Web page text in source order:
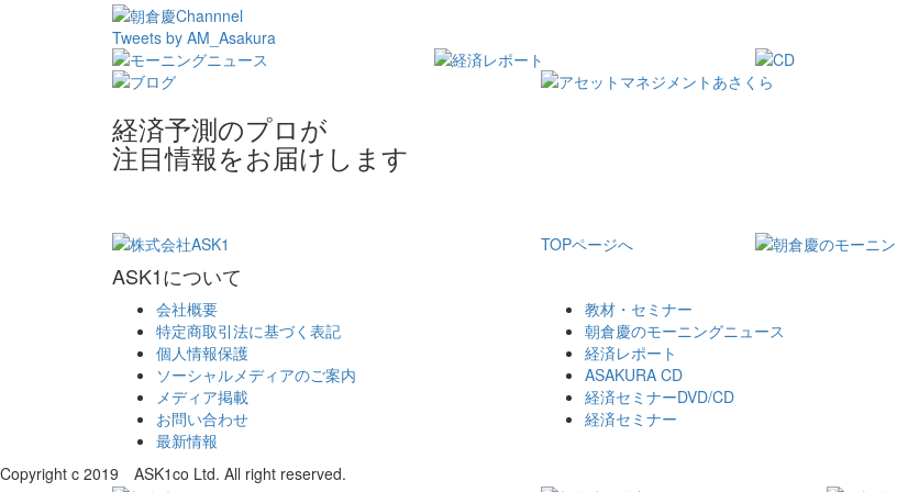
Tweets by AM_Asakura
経済予測のプロが
注目情報をお届けします
TOPページへ
ASK1について
会社概要
特定商取引法に基づく表記
個人情報保護
ソーシャルメディアのご案内
メディア掲載
お問い合わせ
最新情報
教材・セミナー
朝倉慶のモーニングニュース
経済レポート
ASAKURA CD
経済セミナーDVD/CD
経済セミナー
Copyright c 2019 ASK1co Ltd. All right reserved.